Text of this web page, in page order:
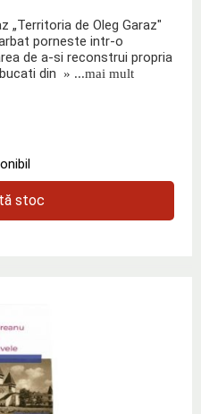
„Territoria de Oleg Garaz"
porneste intr-o
de a-si reconstrui propria
din » ...mai mult
stoc